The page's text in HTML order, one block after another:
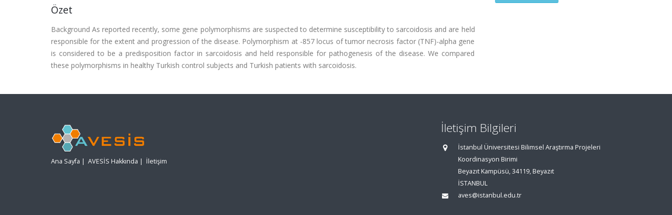
Özet
Background As reported recently, some gene polymorphisms are suspected to determine susceptibility to sarcoidosis and are held
responsible for the extent and progression of the disease. Polymorphism at -857 locus of tumor necrosis factor (TNF)-alpha gene
is considered to be a predisposition factor in sarcoidosis and held responsible for pathogenesis of the disease. We compared
these polymorphisms in healthy Turkish control subjects and Turkish patients with sarcoidosis.
Ana Sayfa | AVESİS Hakkında | İletişim
İletişim Bilgileri
İstanbul Üniversitesi Bilimsel Araştırma Projeleri
Koordinasyon Birimi
Beyazıt Kampüsü, 34119, Beyazıt
İSTANBUL
aves@istanbul.edu.tr